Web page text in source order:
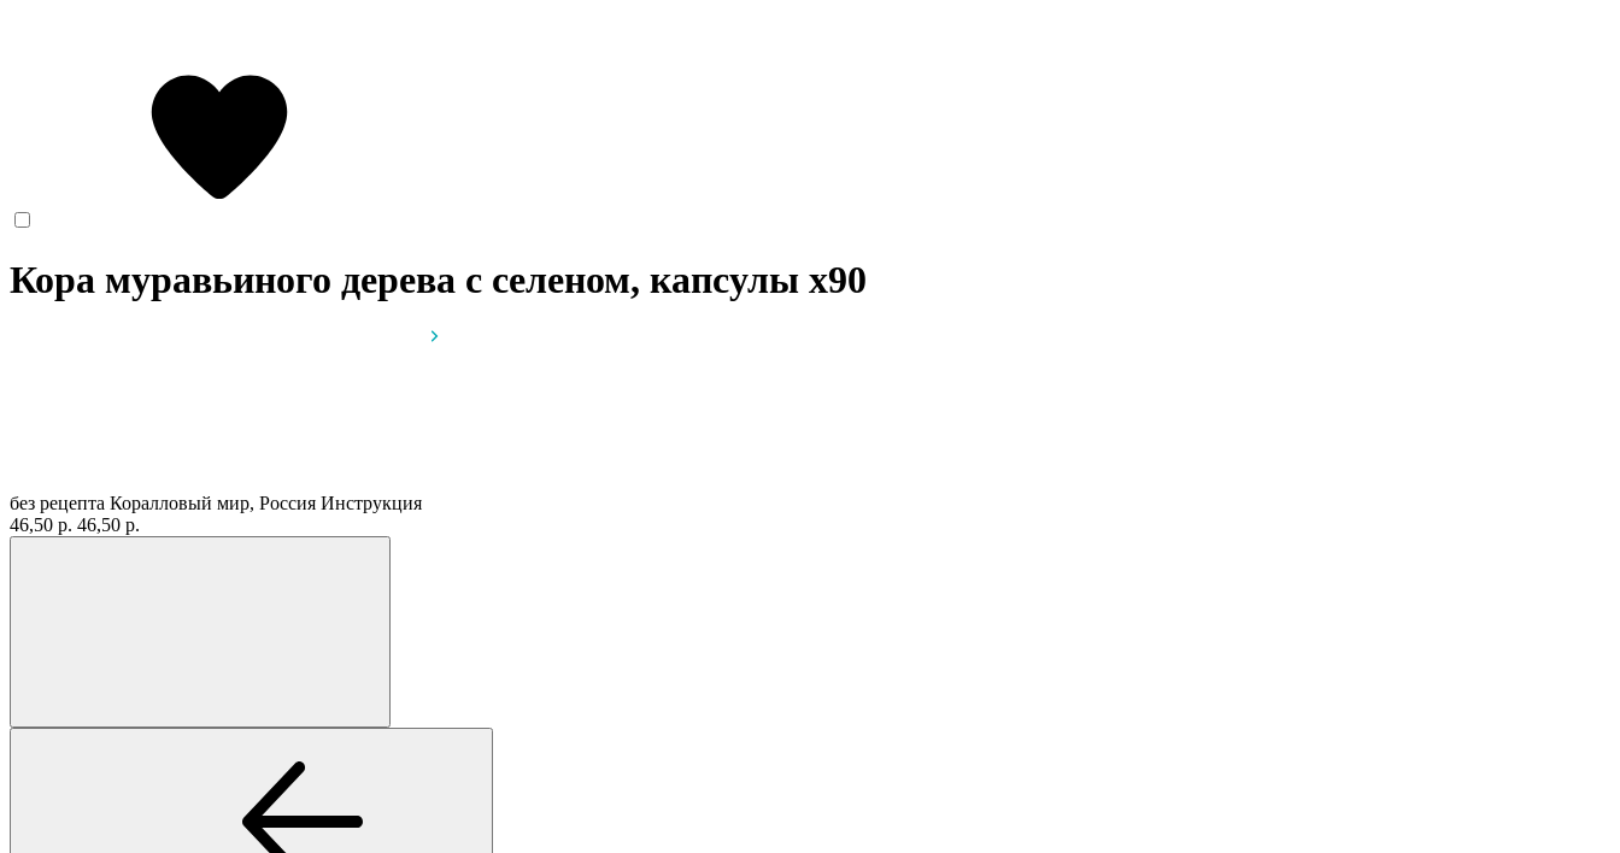
Кора муравьиного дерева с селеном, капсулы x90
без рецепта Коралловый мир, Россия Инструкция
46,50 р. 46,50 р.